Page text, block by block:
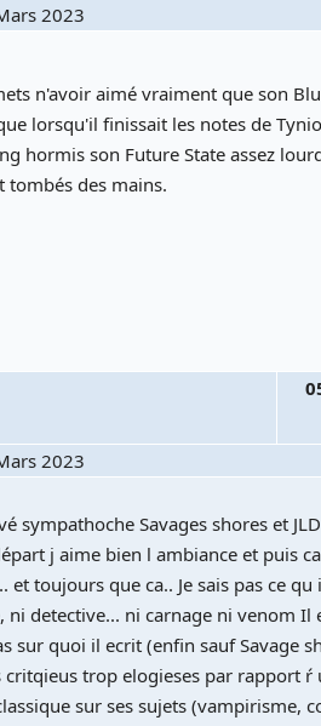
2023
n'avoir aimé vraiment que son
lorsqu'il finissait les notes de
hormis son Future State assez
tombés des mains.
2023
sympathoche Savages shores et
j aime bien l ambiance et puis
et toujours que ca.. Je sais pas ce
ni detective... ni carnage ni venom Il
sur quoi il ecrit (enfin sauf Savage
critqieus trop elogieses par rapport ŕ
sur ses sujets (vampirisme,